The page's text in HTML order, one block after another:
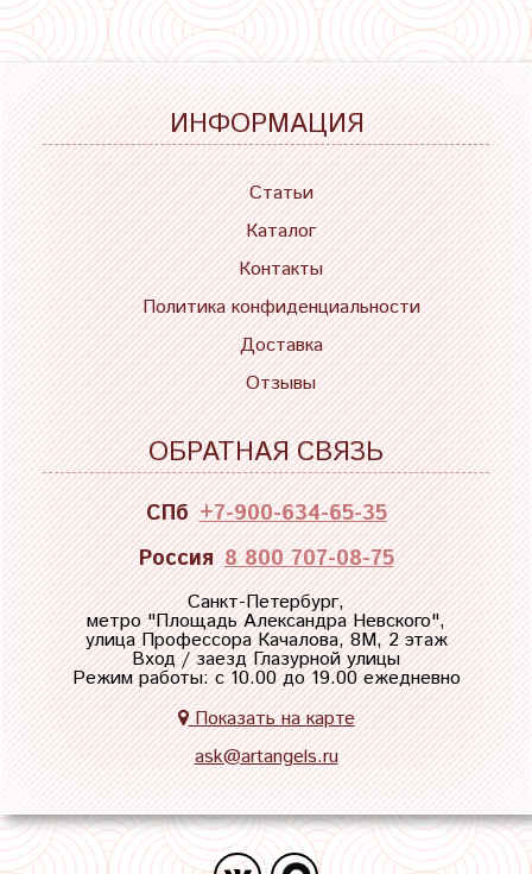
ИНФОРМАЦИЯ
Статьи
Каталог
Контакты
Политика конфиденциальности
Доставка
Отзывы
ОБРАТНАЯ СВЯЗЬ
СПб +7-900-634-65-35
Россия 8 800 707-08-75
Санкт-Петербург,
метро "Площадь Александра Невского",
улица Профессора Качалова, 8М, 2 этаж
Вход / заезд Глазурной улицы
Режим работы: с 10.00 до 19.00 ежедневно
Показать на карте
ask@artangels.ru